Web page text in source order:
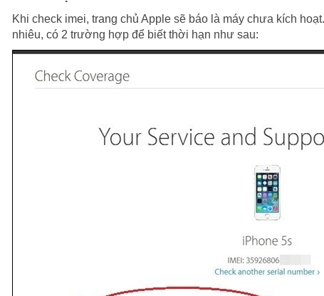
Khi check imei, trang chủ Apple sẽ báo là máy chưa kích
nhiêu, có 2 trường hợp để biết thời hạn như sau: